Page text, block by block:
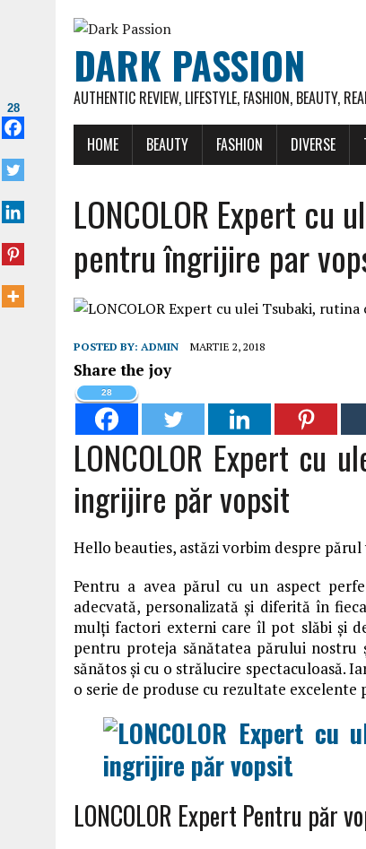
DARK PASSION
AUTHENTIC REVIEW, LIFESTYLE, FASHION, BEAUTY,
HOME BEAUTY FASHION DIVERSE
LONCOLOR Expert cu
pentru îngrijire par
POSTED BY: ADMIN MARTIE 2, 2018
Share the joy
28
LONCOLOR Expert cu
ingrijire păr vopsit
Hello beauties, astăzi vorbim despre
Pentru a avea părul cu un aspect
adecvată, personalizată și diferită în
mulți factori externi care îl pot slăbi și
pentru proteja sănătatea părului
sănătos și cu o strălucire spectaculoasă.
o serie de produse cu rezultate
LONCOLOR Expert Pentru păr
28